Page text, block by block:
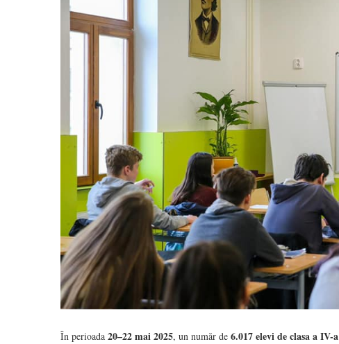
În perioada 20–22 mai 2025, un număr de 6.017 elevi de clasa a IV-a